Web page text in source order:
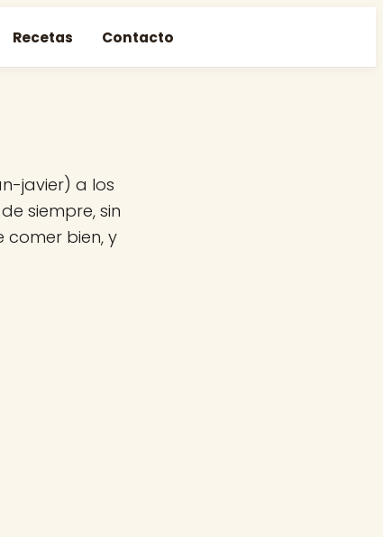
Recetas Contacto
javier) a los
siempre, sin
comer bien, y